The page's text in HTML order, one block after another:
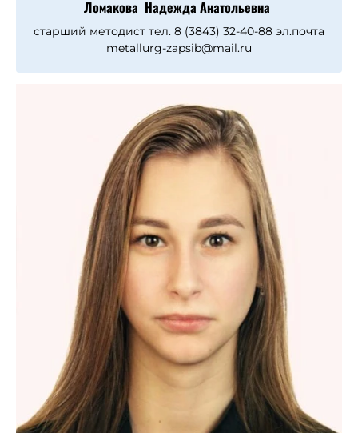
Ломакова Надежда Анатольевна
старший методист тел. 8 (3843) 32-40-88 эл.почта
metallurg-zapsib@mail.ru